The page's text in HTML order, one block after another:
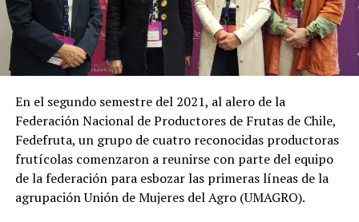
En el segundo semestre del 2021, al alero de la
Federación Nacional de Productores de Frutas de Chile,
Fedefruta, un grupo de cuatro reconocidas productoras
frutícolas comenzaron a reunirse con parte del equipo
de la federación para esbozar las primeras líneas de la
agrupación Unión de Mujeres del Agro (UMAGRO).